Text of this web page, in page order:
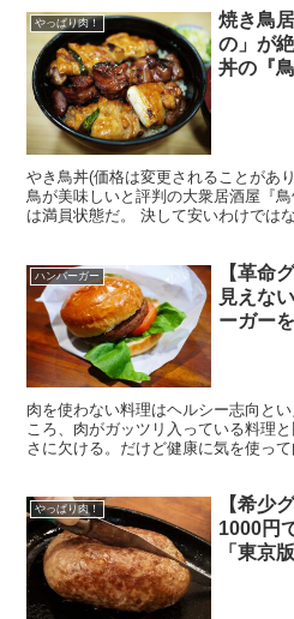
やっぱり肉！
焼き鳥
の」が
丼の『鳥
やき鳥丼(価格は変更されることがあ
鳥が美味しいと評判の大衆居酒屋『
は満員状態だ。 決して安いわけでは
ハンバーガー
【革命
見えな
ーガー
肉を使わない料理はヘルシー志向と
ころ、肉がガッツリ入っている料理
さに欠ける。だけど健康に気を使っ
やっぱり肉！
【希少
1000円
「東京